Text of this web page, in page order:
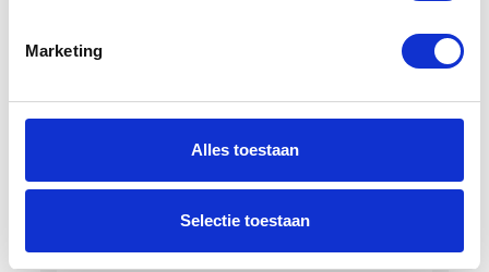
Marketing
Alles toestaan
Selectie toestaan
Bevestiging accu
Wandoplader 220 VAC
2026